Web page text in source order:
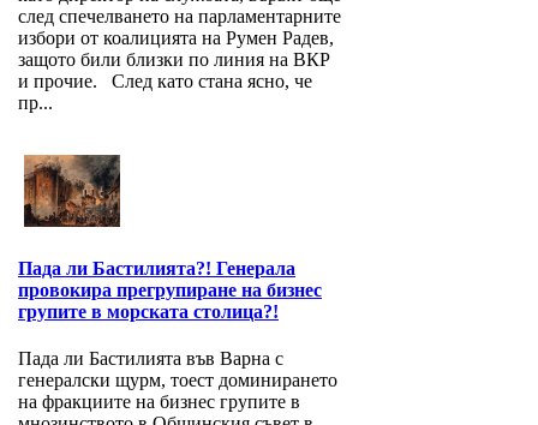
след спечелването на парламентарните
избори от коалицията на Румен Радев,
защото били близки по линия на ВКР
и прочие. След като стана ясно, че
пр...
Пада ли Бастилията?! Генерала
провокира прегрупиране на бизнес
групите в морската столица?!
Пада ли Бастилията във Варна с
генералски щурм, тоест доминирането
на фракциите на бизнес групите в